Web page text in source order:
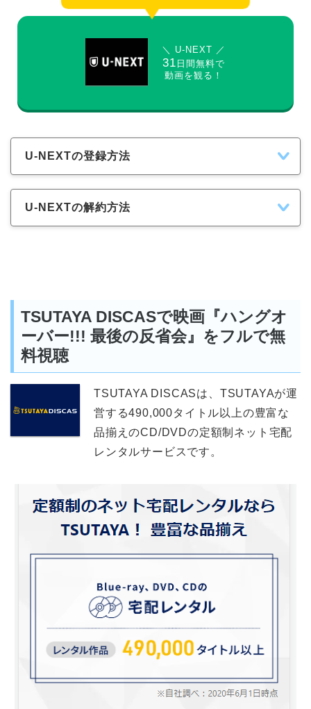
＼ U-NEXT ／
31 日間無料で
動画を観る！
U-NEXTの登録方法
U-NEXTの解約方法
TSUTAYA DISCASで映画『ハングオ
ーバー!!! 最後の反省会』をフルで無
料視聴
TSUTAYA DISCASは、TSUTAYAが運
営する490,000タイトル以上の豊富な
品揃えのCD/DVDの定額制ネット宅配
レンタルサービスです。